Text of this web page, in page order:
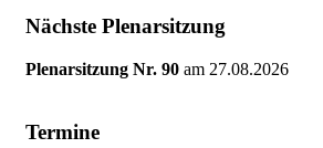
Nächste Plenarsitzung
Plenarsitzung Nr. 90 am 27.08.2026
Termine